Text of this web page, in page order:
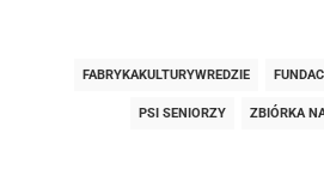
FABRYKAKULTURYWREDZIE
PSI SENIORZY ZBIÓRKA